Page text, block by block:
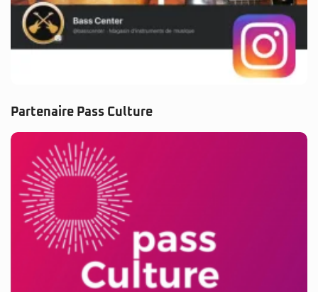
Partenaire Pass Culture